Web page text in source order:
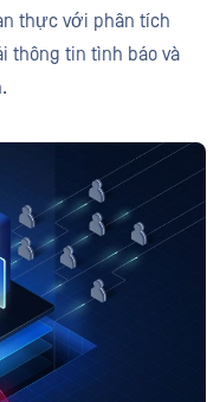
thực với phân tích
thông tin tình báo và